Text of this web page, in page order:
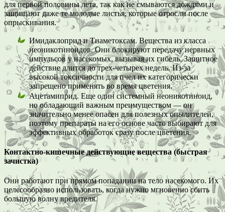
для первой половины лета, так как не смываются дождями и
защищают даже те молодые листья, которые отросли после
опрыскивания.
Имидаклоприд и Тиаметоксам. Вещества из класса
неоникотиноидов. Они блокируют передачу нервных
импульсов у насекомых, вызывая их гибель. Защитное
действие длится до трех-четырех недель. Из-за
высокой токсичности для пчел их категорически
запрещено применять во время цветения.
Ацетамиприд. Еще один системный неоникотиноид,
но обладающий важным преимуществом — он
значительно менее опасен для полезных опылителей,
поэтому препараты на его основе часто выбирают для
эффективных обработок сразу после цветения.
Контактно-кишечные действующие вещества (быстрая
зачистка)
Они работают при прямом попадании на тело насекомого. Их
целесообразно использовать, когда нужно мгновенно сбить
большую волну вредителя.